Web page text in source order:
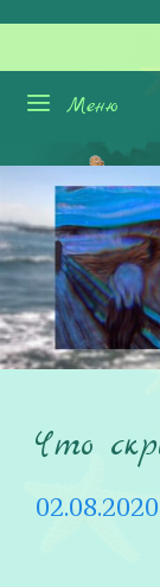
Перейти
содержимому
Меню
Что
02.08.2020